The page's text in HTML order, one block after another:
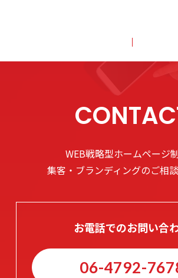
WEB戦略型ホームページ
集客・ブランディングのご相
お電話でのお問い合
06-4792-